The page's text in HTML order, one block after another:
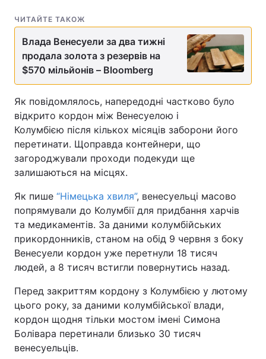
ЧИТАЙТЕ ТАКОЖ
Влада Венесуели за два тижні
продала золота з резервів на
$570 мільйонів – Bloomberg
Як повідомлялось, напередодні частково було
відкрито кордон між Венесуелою і
Колумбією після кількох місяців заборони його
перетинати. Щоправда контейнери, що
загороджували проходи подекуди ще
залишаються на місцях.
Як пише “Німецька хвиля”, венесуельці масово
попрямували до Колумбії для придбання харчів
та медикаментів. За даними колумбійських
прикордонників, станом на обід 9 червня з боку
Венесуели кордон уже перетнули 18 тисяч
людей, а 8 тисяч встигли повернутись назад.
Перед закриттям кордону з Колумбією у лютому
цього року, за даними колумбійської влади,
кордон щодня тільки мостом імені Симона
Болівара перетинали близько 30 тисяч
венесуельців.